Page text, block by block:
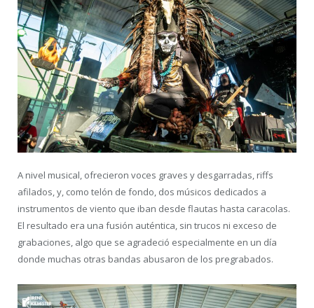
A nivel musical, ofrecieron voces graves y desgarradas, riffs
afilados, y, como telón de fondo, dos músicos dedicados a
instrumentos de viento que iban desde flautas hasta caracolas.
El resultado era una fusión auténtica, sin trucos ni exceso de
grabaciones, algo que se agradeció especialmente en un día
donde muchas otras bandas abusaron de los pregrabados.